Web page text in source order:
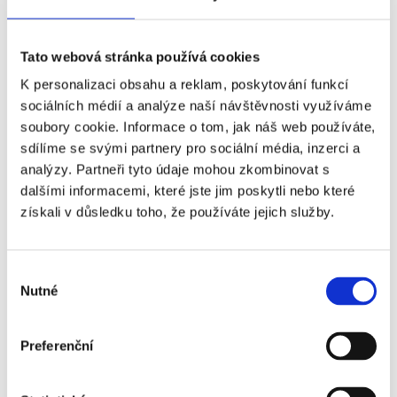
Tato webová stránka používá cookies
K personalizaci obsahu a reklam, poskytování funkcí
sociálních médií a analýze naší návštěvnosti využíváme
soubory cookie. Informace o tom, jak náš web používáte,
sdílíme se svými partnery pro sociální média, inzerci a
analýzy. Partneři tyto údaje mohou zkombinovat s
dalšími informacemi, které jste jim poskytli nebo které
získali v důsledku toho, že používáte jejich služby.
souhlasu
Nutné
Preferenční
FC KODAŇ - FC MIDTJYLLAND